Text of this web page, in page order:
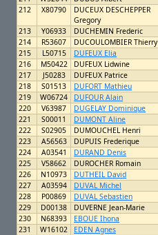
212
X80790
DUCEUX DESCHEPPER
Gregory
213 Y06933 DUCHEMIN Frederic
214
R53607 DUCOULOMBIER Thierry
215
L50715 DUFEUX Elia
216
M50422 DUFEUX Lidwine
217
J50283 DUFEUX Patrice
218
S01513 DUFORT Mathieu
219
W06724 DUFOUR Alain
220
V63987 DUGELAY Dominique
221
S00011 DUMONT Aline
222
S02905 DUMOUCHEL Henri
223
A56563 DUPUIS Frederique
224
A03541 DURAND Denis
225
V58662 DUROCHER Romain
226
N10973 DUTHEIL David
227
A03594 DUVAL Michel
228
P00869 DUVAL Sebastien
229
D00138 DUVERNE Jean-Marie
230
N68393 EBOUE Ihona
231
W16102 EDEN Agnes